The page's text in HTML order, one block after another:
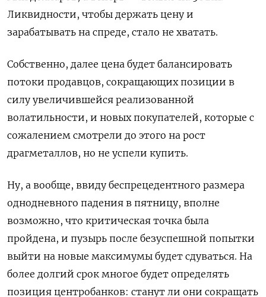
Ликвидности, чтобы держать цену и
зарабатывать на спреде, стало не хватать.
Собственно, далее цена будет балансировать
потоки продавцов, сокращающих позиции в
силу увеличившейся реализованной
волатильности, и новых покупателей, которые с
сожалением смотрели до этого на рост
драгметаллов, но не успели купить.
Ну, а вообще, ввиду беспрецедентного размера
однодневного падения в пятницу, вполне
возможно, что критическая точка была
пройдена, и пузырь после безуспешной попытки
выйти на новые максимумы будет сдуваться. На
более долгий срок многое будет определять
позиция центробанков: станут ли они сокращать